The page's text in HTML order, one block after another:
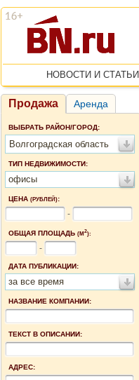
НОВОСТИ И СТАТЬИ
Продажа Аренда
ВЫБРАТЬ РАЙОН/ГОРОД:
Волгоградская область
ТИП НЕДВИЖИМОСТИ:
офисы
ЦЕНА (РУБЛЕЙ):
-
ОБЩАЯ ПЛОЩАДЬ (М2):
-
ДАТА ПУБЛИКАЦИИ:
за все время
НАЗВАНИЕ КОМПАНИИ:
ТЕКСТ В ОПИСАНИИ:
АДРЕС: